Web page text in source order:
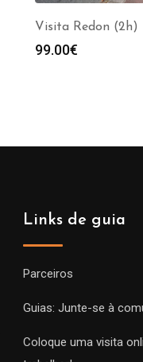
Visita Redon (2h)
99.00€
Links de guia
Parceiros
Guias: Junte-se à
Coloque uma visita